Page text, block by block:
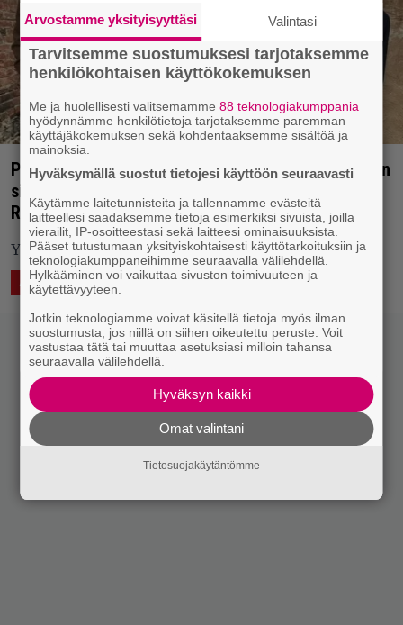
Punksuperryhmä Fake Names julkaisi ensimmäisen
singlensä – Mukana Bad Religionista ja
Refusedista tuttuja hahmoja
Yhtyeen debyyttialbumi ilmestyy toukokuussa.
ÄÄNTÄ ASIAA 26.3.2020 09:03 Vesa Siltanen
Arvostamme yksityisyyttäsi Valintasi
Tarvitsemme suostumuksesi tarjotaksemme
henkilökohtaisen käyttökokemuksen
Me ja huolellisesti valitsemamme88 teknologiakumppania
hyödynnämme henkilötietoja tarjotaksemme paremman
käyttäjäkokemuksen sekä kohdentaaksemme sisältöä ja
mainoksia.
Hyväksymällä suostut tietojesi käyttöön seuraavasti
Käytämme laitetunnisteita ja tallennamme evästeitä
laitteellesi saadaksemme tietoja esimerkiksi sivuista, joilla
vierailit, IP-osoitteestasi sekä laitteesi ominaisuuksista.
Pääset tutustumaan yksityiskohtaisesti käyttötarkoituksiin ja
teknologiakumppaneihimme seuraavalla välilehdellä.
Hylkääminen voi vaikuttaa sivuston toimivuuteen ja
käytettävyyteen.
Jotkin teknologiamme voivat käsitellä tietoja myös ilman
suostumusta, jos niillä on siihen oikeutettu peruste. Voit
vastustaa tätä tai muuttaa asetuksiasi milloin tahansa
seuraavalla välilehdellä.
Hyväksyn kaikki
Omat valintani
Tietosuojakäytäntömme